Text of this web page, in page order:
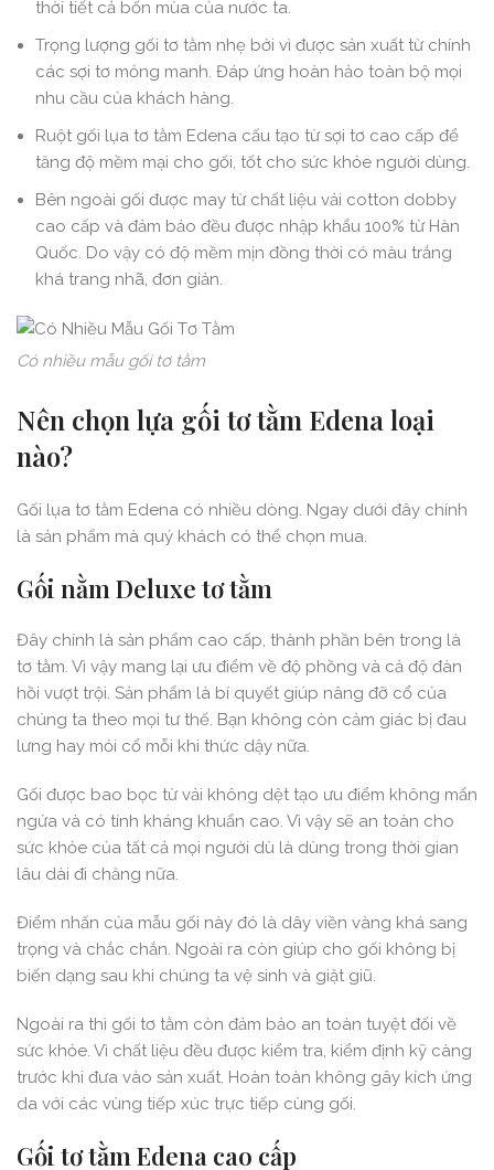
thời tiết cả bốn mùa của nước ta.
Trọng lượng gối tơ tằm nhẹ bởi vì được sản xuất từ chính
các sợi tơ mỏng manh. Đáp ứng hoàn hảo toàn bộ mọi
nhu cầu của khách hàng.
Ruột gối lụa tơ tằm Edena cấu tạo từ sợi tơ cao cấp để
tăng độ mềm mại cho gối, tốt cho sức khỏe người dùng.
Bên ngoài gối được may từ chất liệu vải cotton dobby
cao cấp và đảm bảo đều được nhập khẩu 100% từ Hàn
Quốc. Do vậy có độ mềm mịn đồng thời có màu trắng
khá trang nhã, đơn giản.
Có nhiều mẫu gối tơ tằm
Nên chọn lựa gối tơ tằm Edena loại
nào?
Gối lụa tơ tằm Edena có nhiều dòng. Ngay dưới đây chính
là sản phẩm mà quý khách có thể chọn mua.
Gối nằm Deluxe tơ tằm
Đây chính là sản phẩm cao cấp, thành phần bên trong là
tơ tằm. Vì vậy mang lại ưu điểm về độ phồng và cả độ đàn
hồi vượt trội. Sản phẩm là bí quyết giúp nâng đỡ cổ của
chúng ta theo mọi tư thế. Bạn không còn cảm giác bị đau
lưng hay mỏi cổ mỗi khi thức dậy nữa.
Gối được bao bọc từ vải không dệt tạo ưu điểm không mẩn
ngứa và có tính kháng khuẩn cao. Vì vậy sẽ an toàn cho
sức khỏe của tất cả mọi người dù là dùng trong thời gian
lâu dài đi chăng nữa.
Điểm nhấn của mẫu gối này đó là dây viền vàng khá sang
trọng và chắc chắn. Ngoài ra còn giúp cho gối không bị
biến dạng sau khi chúng ta vệ sinh và giặt giũ.
Ngoài ra thì gối tơ tằm còn đảm bảo an toàn tuyệt đối về
sức khỏe. Vì chất liệu đều được kiểm tra, kiểm định kỹ càng
trước khi đưa vào sản xuất. Hoàn toàn không gây kích ứng
da với các vùng tiếp xúc trực tiếp cùng gối.
Gối tơ tằm Edena cao cấp